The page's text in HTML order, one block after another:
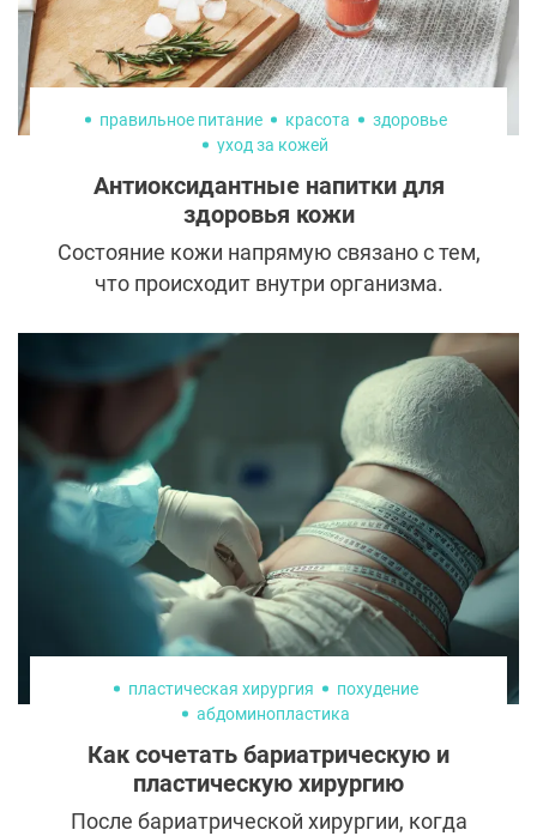
правильное питание красота
здоровье
уход за кожей
Антиоксидантные напитки для
здоровья кожи
Состояние кожи напрямую связано с тем,
что происходит внутри организма.
факторов преждевременного старения.
Свободные радикалы повреждают
клеточные мембраны, ухудшают синтез
коллагена, усиливают воспаления.
Антиоксиданты помогают замедлить этот
процесс, нейтрализуя свободные
радикалы и поддерживая восстановление
тканей.
пластическая хирургия
похудение
абдоминопластика
Как сочетать бариатрическую и
пластическую хирургию
После бариатрической хирургии, когда